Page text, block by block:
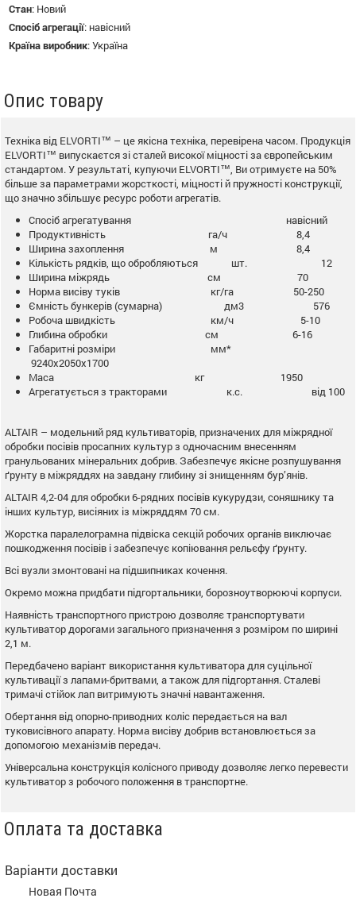
Стан: Новий
Спосіб агрегації: навісний
Країна виробник:Україна
Опис товару
Техніка від ELVORTI™ – це якісна техніка, перевірена часом. Продукція
ELVORTI™ випускаєтся зі сталей високої міцності за європейським
стандартом. У результаті, купуючи ELVORTI™, Ви отримуєте на 50%
більше за параметрами жорсткості, міцності й пружності конструкції,
що значно збільшує ресурс роботи агрегатів.
Спосіб агрегатування навісний
Продуктивність га/ч 8,4
Ширина захоплення м 8,4
Кількість рядків, що обробляються шт. 12
Ширина міжрядь см 70
Норма висіву туків кг/га 50-250
Ємність бункерів (сумарна) дм3 576
Робоча швидкість км/ч 5-10
Глибина обробки см 6-16
Габаритні розміри мм*
9240х2050х1700
Маса кг 1950
Агрегатується з тракторами к.с. від 100
ALTAIR – модельний ряд культиваторів, призначених для міжрядної
обробки посівів просапних культур з одночасним внесенням
гранульованих мінеральних добрив. Забезпечує якісне розпушування
ґрунту в міжряддях на завдану глибину зі знищенням бур’янів.
ALTAIR 4,2-04 для обробки 6-рядних посівів кукурудзи, соняшнику та
інших культур, висіяних із міжряддям 70 см.
Жорстка паралелограмна підвіска секцій робочих органів виключає
пошкодження посівів і забезпечує копіювання рельєфу ґрунту.
Всі вузли змонтовані на підшипниках кочення.
Окремо можна придбати підгортальники, борозноутворюючі корпуси.
Наявність транспортного пристрою дозволяє транспортувати
культиватор дорогами загального призначення з розміром по ширині
2,1 м.
Передбачено варіант використання культиватора для суцільної
культивації з лапами-бритвами, а також для підгортання. Сталеві
тримачі стійок лап витримують значні навантаження.
Обертання від опорно-приводних коліс передається на вал
туковисівного апарату. Норма висіву добрив встановлюється за
допомогою механізмів передач.
Універсальна конструкція колісного приводу дозволяє легко перевести
культиватор з робочого положення в транспортне.
Оплата та доставка
Варіанти доставки
Новая Почта